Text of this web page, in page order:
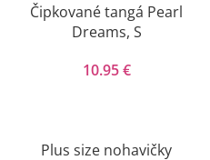
Čipkované tangá Pearl
Dreams, S
10.95€
Plus size nohavičky